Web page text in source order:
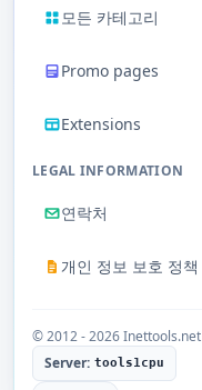
모든 카테고리
Promo pages
Extensions
LEGAL INFORMATION
연락처
개인 정보 보호 정책
© 2012 - 2026 Inettools.net
Server: tools1cpu